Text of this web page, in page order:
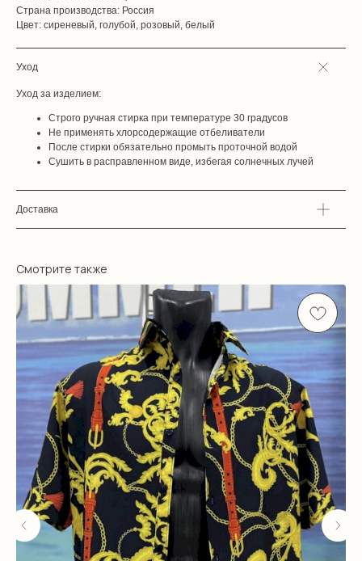
Страна производства: Россия
Цвет: сиреневый, голубой, розовый, белый
Уход
Уход за изделием:
Строго ручная стирка при температуре 30 градусов
Не применять хлорсодержащие отбеливатели
После стирки обязательно промыть проточной водой
Сушить в расправленном виде, избегая солнечных лучей
Доставка
Смотрите также